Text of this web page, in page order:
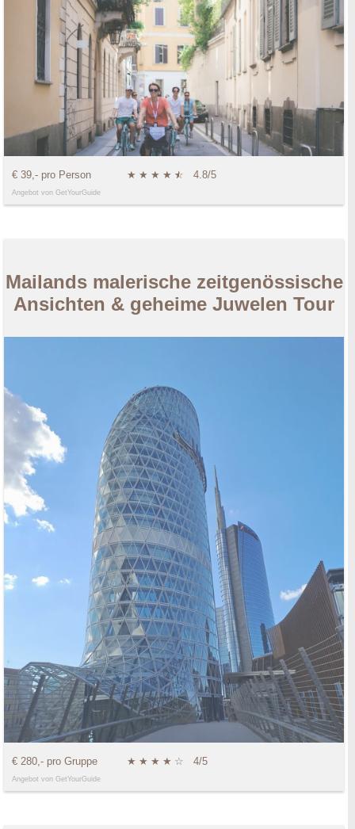
€ 39,- pro Person ★ ★ ★ ★ ★
☆ 4.8/5
Angebot von GetYourGuide
Mailands malerische zeitgenössische
Ansichten & geheime Juwelen Tour
€ 280,- pro Gruppe ★ ★ ★ ★ ☆ 4/5
Angebot von GetYourGuide